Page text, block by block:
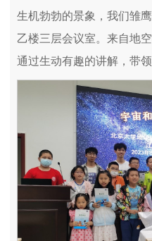
生机勃勃的景象，我们雏
乙楼三层会议室。来自地
通过生动有趣的讲解，带